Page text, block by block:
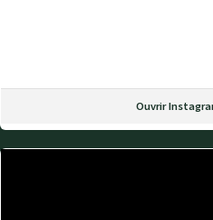
Ouvrir